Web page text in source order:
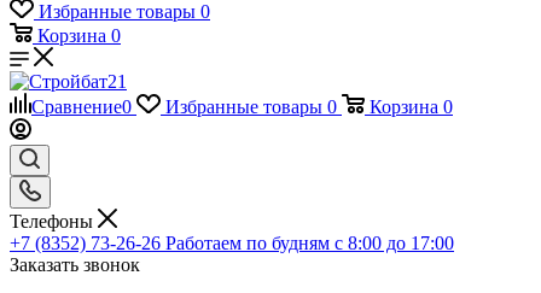
Избранные товары 0
Корзина 0
Сравнение0 Избранные товары 0 Корзина 0
Телефоны
+7 (8352) 73-26-26 Работаем по будням с 8:00 до 17:00
Заказать звонок